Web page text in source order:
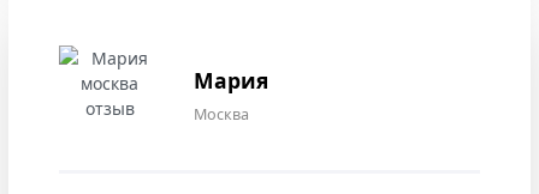
Мария
Москва